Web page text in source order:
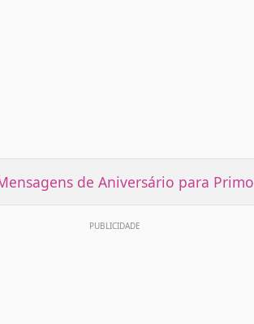
de Aniversário para Primo